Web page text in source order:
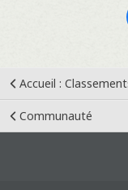
Accueil :
Communauté